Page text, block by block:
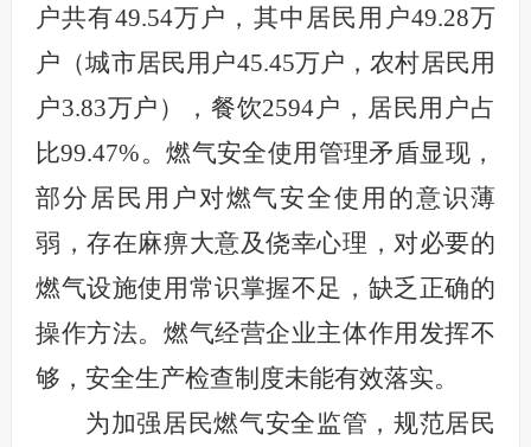
户共有49.54万户，其中居民用户49.28万
户（城市居民用户45.45万户，农村居民用
户3.83万户），餐饮2594户，居民用户占
比99.47%。燃气安全使用管理矛盾显现，
部分居民用户对燃气安全使用的意识薄
弱，存在麻痹大意及侥幸心理，对必要的
燃气设施使用常识掌握不足，缺乏正确的
操作方法。燃气经营企业主体作用发挥不
够，安全生产检查制度未能有效落实。
为加强居民燃气安全监管 ，规范居民